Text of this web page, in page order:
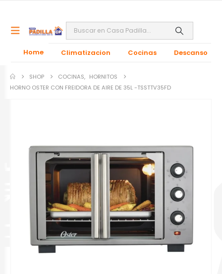
Home Climatizacion Cocinas Descanso
SHOP COCINAS, HORNITOS
HORNO OSTER CON FREIDORA DE AIRE DE 35L -TSSTTV35FD